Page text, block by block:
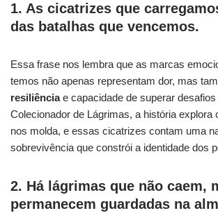
1. As cicatrizes que
das batalhas que vencemos.
Essa frase nos lembra que as marcas
temos não apenas representam dor, mas
resiliênciae capacidade de superar
Colecionador de Lágrimas, a história explora
nos molda, e essas cicatrizes contam uma
sobrevivência que constrói a identidade dos
2. Há lágrimas que não caem,
permanecem guardadas na